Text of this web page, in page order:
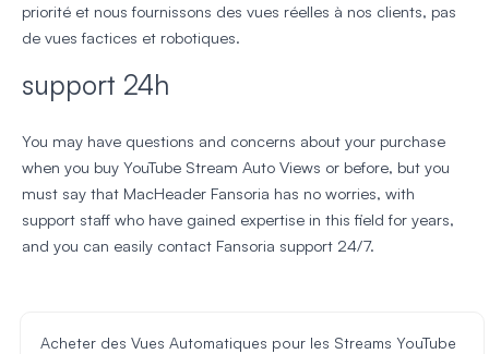
priorité et nous fournissons des vues réelles à nos clients, pas
de vues factices et robotiques.
support 24h
You may have questions and concerns about your purchase
when you buy YouTube Stream Auto Views or before, but you
must say that MacHeader Fansoria has no worries, with
support staff who have gained expertise in this field for years,
and you can easily contact Fansoria support 24/7.
Acheter des Vues Automatiques pour les Streams YouTube